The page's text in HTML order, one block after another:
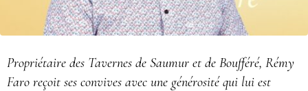
Propriétaire des Tavernes de Saumur et de Boufféré, Rémy
Faro reçoit ses convives avec une générosité qui lui est